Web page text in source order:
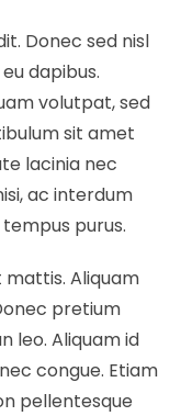
Donec sed nisl
dapibus.
volutpat, sed
sit amet
lacinia nec
ac interdum
purus.
Aliquam
pretium
leo. Aliquam id
congue. Etiam
pellentesque